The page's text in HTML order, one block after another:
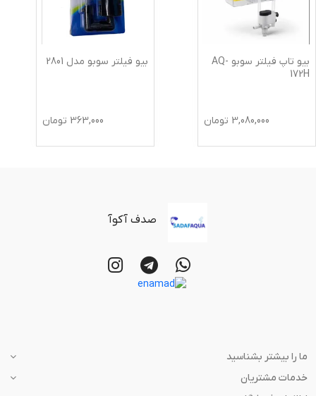
بیو تاپ فیلتر سوبو AQ-
172H
3,080,000 تومان
بیو فیلتر سوبو مدل 2801
363,000 تومان
صدف آکوآ
ما را بیشتر بشناسید
خدمات مشتریان